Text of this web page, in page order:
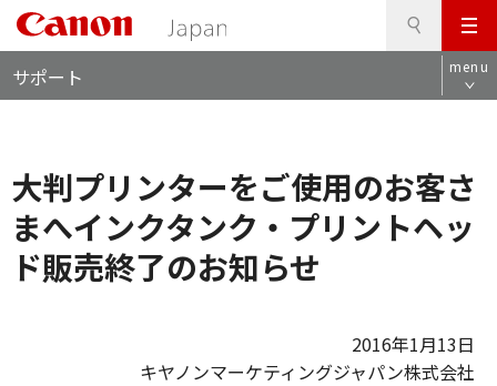
メ
ニ
ュ
ビ
サポート menu
大判プリンターをご使用のお客さ
まへインクタンク・プリントヘッ
ド販売終了のお知らせ
2016年1月13日
キヤノンマーケティングジャパン株式会社